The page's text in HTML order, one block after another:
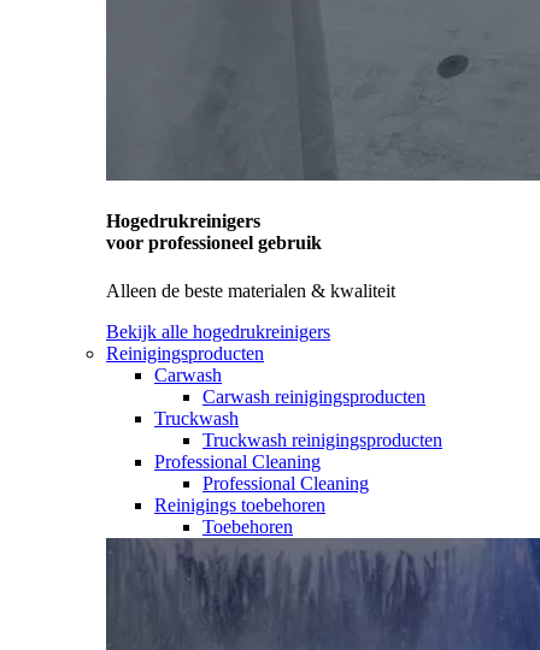
Hogedrukreinigers
voor professioneel gebruik
Alleen de beste materialen & kwaliteit
Bekijk alle hogedrukreinigers
Reinigingsproducten
Carwash
Carwash reinigingsproducten
Truckwash
Truckwash reinigingsproducten
Professional Cleaning
Professional Cleaning
Reinigings toebehoren
Toebehoren